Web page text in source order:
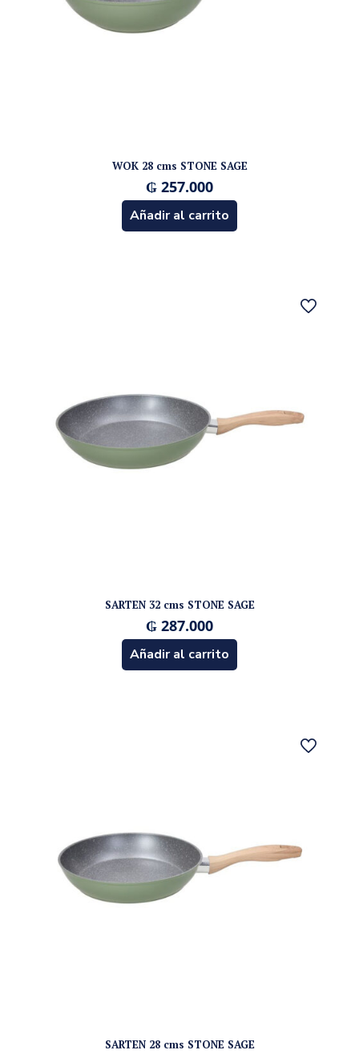
WOK 28 cms STONE SAGE
₲ 257.000
Añadir al carrito
SARTEN 32 cms STONE SAGE
₲ 287.000
Añadir al carrito
SARTEN 28 cms STONE SAGE